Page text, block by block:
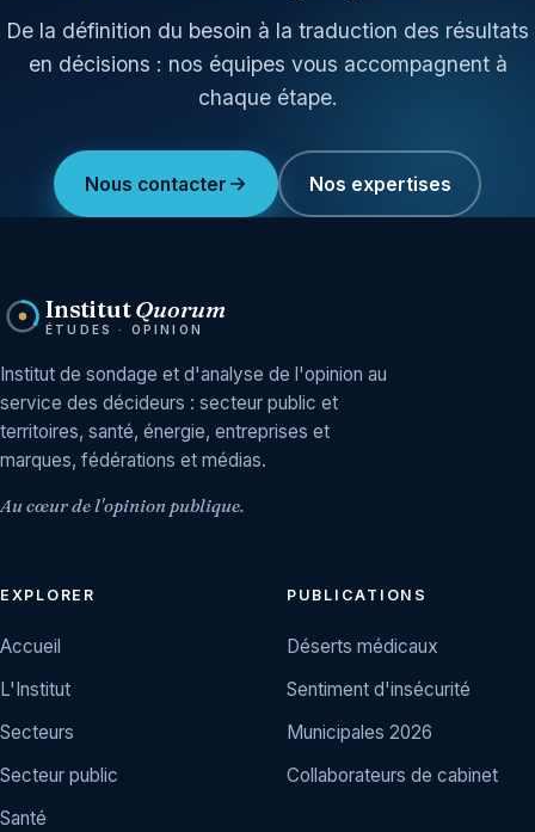
De la définition du besoin à la traduction des résultats
en décisions : nos équipes vous accompagnent à
chaque étape.
Nous contacter Nos expertises
InstitutQuorum
ÉTUDES · OPINION
Institut de sondage et d'analyse de l'opinion au
service des décideurs : secteur public et
territoires, santé, énergie, entreprises et
marques, fédérations et médias.
Au cœur de l'opinion publique.
EXPLORER
Accueil
L'Institut
Secteurs
Secteur public
Santé
PUBLICATIONS
Déserts médicaux
Sentiment d'insécurité
Municipales 2026
Collaborateurs de cabinet